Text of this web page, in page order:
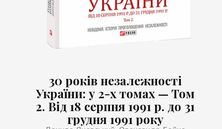
30 років незалежності
України: у 2-х томах — Том
2. Від 18 серпня 1991 р. до 31
грудня 1991 року